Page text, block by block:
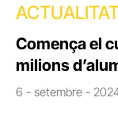
Comença el
milions
6 - setembre - 2024